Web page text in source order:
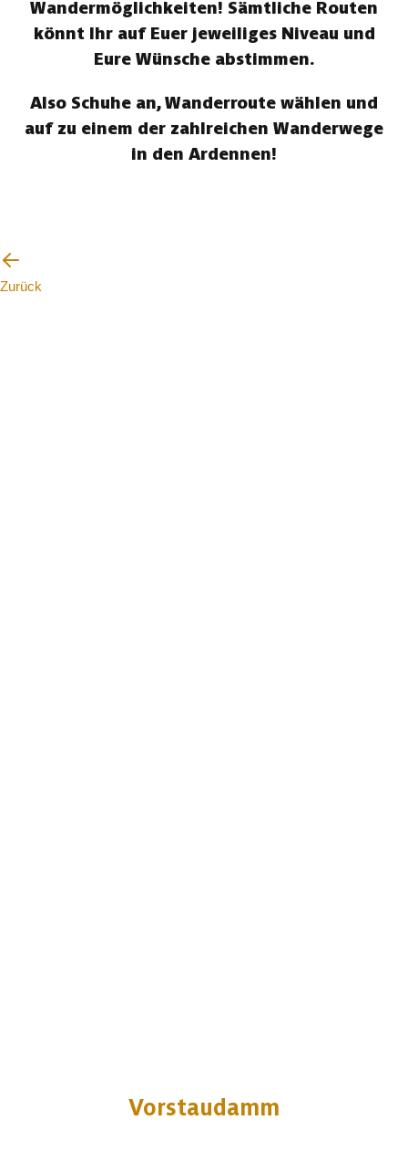
Wandermöglichkeiten! Sämtliche Routen
könnt Ihr auf Euer jeweiliges Niveau und
Eure Wünsche abstimmen.
Also Schuhe an, Wanderroute wählen und
auf zu einem der zahlreichen Wanderwege
in den Ardennen!
Zurück
Vorstaudamm